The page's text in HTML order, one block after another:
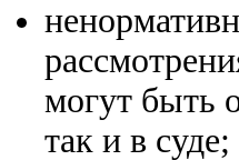
могут быть
так и в суде;